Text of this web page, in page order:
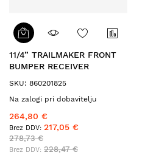
11/4” TRAILMAKER FRONT
BUMPER RECEIVER
SKU: 860201825
Na zalogi pri dobavitelju
264,80 €
217,05 €
278,73 €
228,47 €